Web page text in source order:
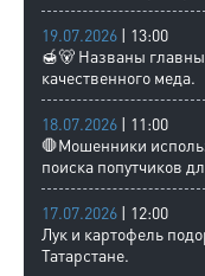
19.07.2026 | 13:00
🍯🐻 Названы
качественного меда.
18.07.2026 | 11:00
🛑Мошенники
поиска попутчиков
17.07.2026 | 12:00
Лук и картофель
Татарстане.